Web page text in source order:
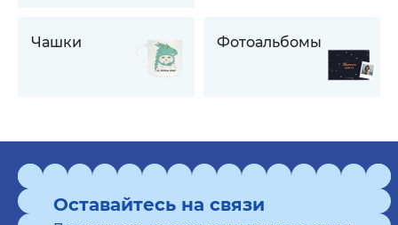
Чашки Фотоальбомы
Оставайтесь на связи